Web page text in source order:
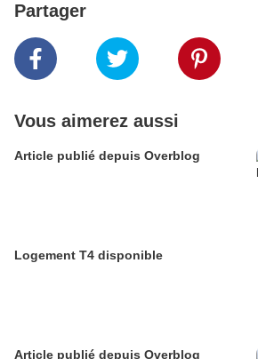
Partager
Vous aimerez aussi
Article publié depuis Overblog
Logement T4 disponible
Article publié depuis Overblog